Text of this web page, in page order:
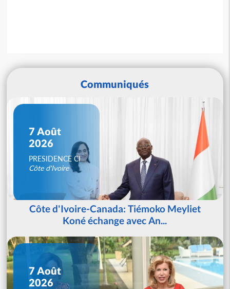
Communiqués
7 Août
2026
PRESIDENCE CI
Côte d'Ivoire
Côte d'Ivoire-Canada: Tiémoko Meyliet
Koné échange avec An...
7 Août
2026